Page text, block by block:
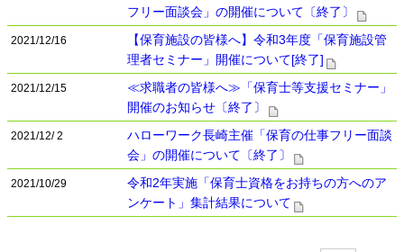
フリー面談会」の開催について〔終了〕
2021/12/16
【保育施設の皆様へ】令和3年度「保育施設管
理者セミナー」開催について[終了]
2021/12/15
≪求職者の皆様へ≫「保育士等支援セミナー」
開催のお知らせ〔終了〕
2021/12/ 2
ハローワーク長崎主催「保育の仕事フリー面談
会」の開催について〔終了〕
2021/10/29
令和2年実施「保育士資格をお持ちの方へのア
ンケート」集計結果について